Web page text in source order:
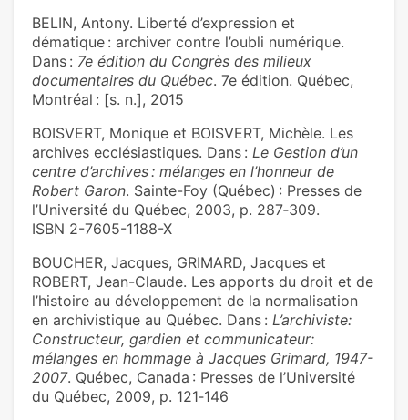
BELIN, Antony. Liberté d’expression et
dématique : archiver contre l’oubli numérique.
Dans : 7e édition du Congrès des milieux
documentaires du Québec. 7e édition. Québec,
Montréal : [s. n.], 2015
BOISVERT, Monique et BOISVERT, Michèle. Les
archives ecclésiastiques. Dans : Le Gestion d’un
centre d’archives : mélanges en l’honneur de
Robert Garon. Sainte-Foy (Québec) : Presses de
l’Université du Québec, 2003, p. 287‑309.
ISBN 2-7605-1188-X
BOUCHER, Jacques, GRIMARD, Jacques et
ROBERT, Jean-Claude. Les apports du droit et de
l’histoire au développement de la normalisation
en archivistique au Québec. Dans : L’archiviste:
Constructeur, gardien et communicateur:
mélanges en hommage à Jacques Grimard, 1947-
2007. Québec, Canada : Presses de l’Université
du Québec, 2009, p. 121‑146